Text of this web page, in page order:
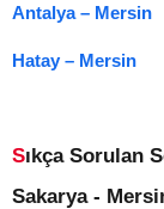
Antalya – Mersin
Hatay – Mersin
Sıkça Sorulan
Sakarya -